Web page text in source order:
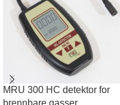
MRU 300 HC detektor for